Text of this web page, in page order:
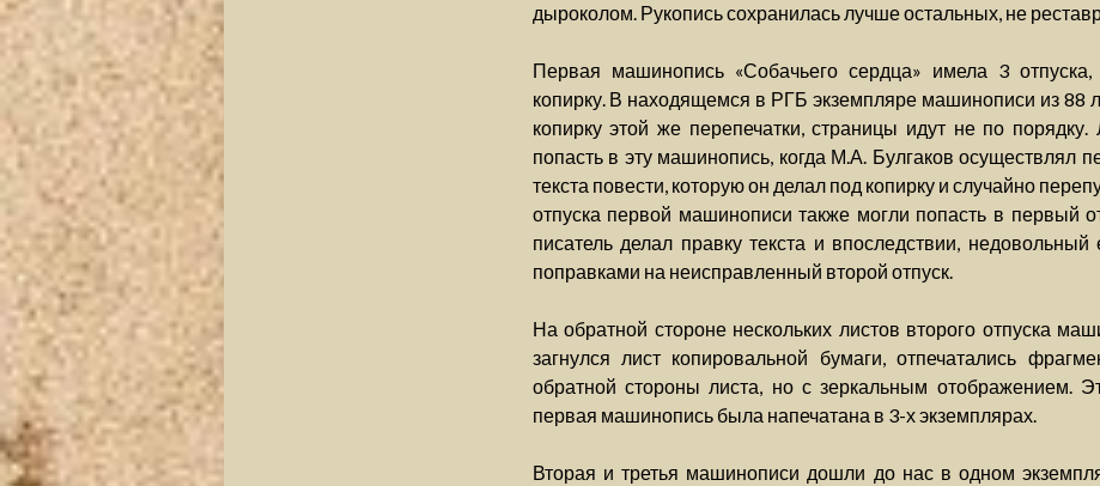
дыроколом. Рукопись сохранилась лучше остальных, не
Первая машинопись «Собачьего сердца» имела 3
копирку. В находящемся в РГБ экземпляре машинописи из 88
копирку этой же перепечатки, страницы идут не по порядку.
попасть в эту машинопись, когда М.А. Булгаков осуществлял
текста повести, которую он делал под копирку и случайно
отпуска первой машинописи также могли попасть в первый
писатель делал правку текста и впоследствии,
поправками на неисправленный второй отпуск.
На обратной стороне нескольких листов второго отпуска
загнулся лист копировальной бумаги, отпечатались
обратной стороны листа, но с зеркальным отображением.
первая машинопись была напечатана в 3-х экземплярах.
Вторая и третья машинописи дошли до нас в одном